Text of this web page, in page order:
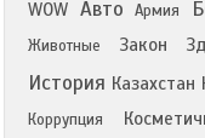
WOW Авто Армия
Животные
Закон
История Казахстан
Коррупция